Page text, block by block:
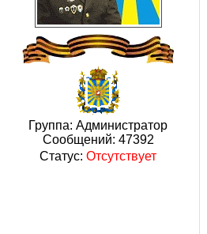
Группа: Администратор
Сообщений: 47392
Статус: Отсутствует